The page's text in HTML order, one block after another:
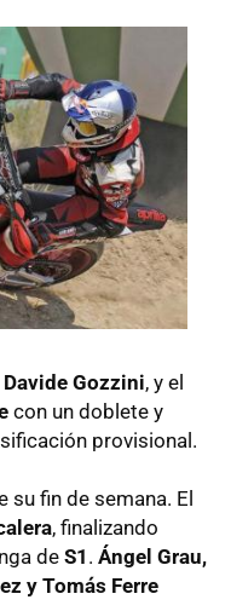
Davide Gozzini, y el
con un doblete y
provisional.
fin de semana. El
, finalizando
de S1 . Ángel Grau,
y Tomás Ferre